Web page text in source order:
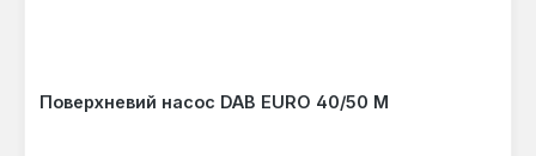
Поверхневий насос DAB EURO 40/50 M